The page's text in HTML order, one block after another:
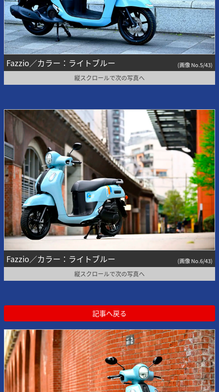
Fazzio／カラー：ライトブルー (画像 No.5/43)
縦スクロールで次の写真へ
Fazzio／カラー：ライトブルー (画像 No.6/43)
縦スクロールで次の写真へ
記事へ戻る